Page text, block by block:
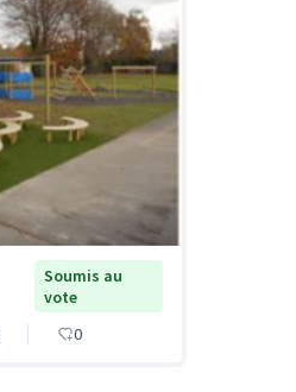
Soumis au
vote
0